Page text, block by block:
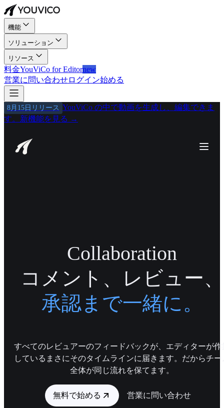
機能
ソリューション
リソース
料金YouViCo for Editornew
営業に問い合わせログイン始める
8月15日リリース YouViCo の中で動画を生成し、編集できま
す。 新機能を見る →
Collaboration
コメント、レビュー、
承認まで一緒に。
すべてのレビュアーのフィードバックが、エディターが作
しているまさにそのタイムラインに届きます。だからチー
全体が同じ流れを保てます。
無料で始める 営業に問い合わせ